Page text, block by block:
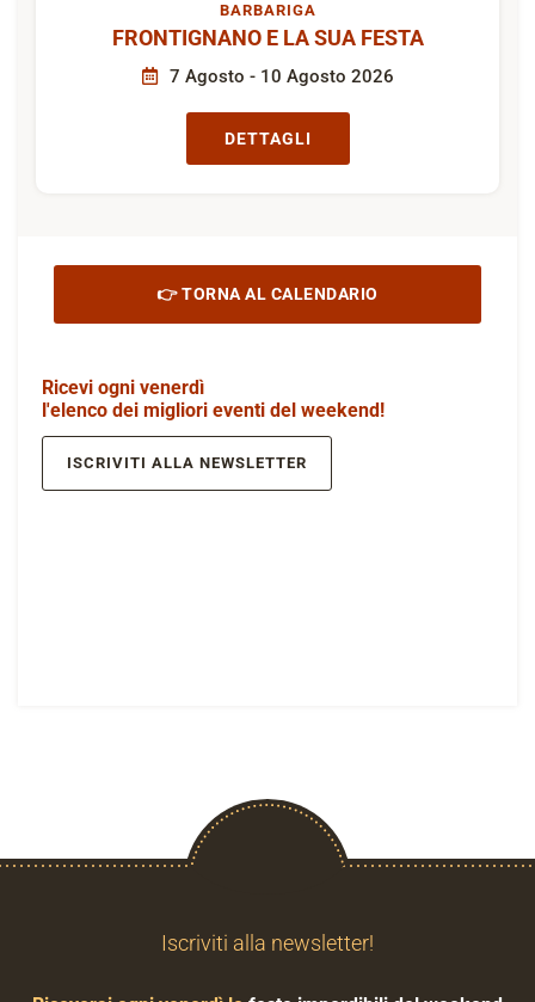
BARBARIGA
FRONTIGNANO E LA SUA FESTA
7 Agosto - 10 Agosto 2026
DETTAGLI
👉 TORNA AL CALENDARIO
Ricevi ogni venerdì
l'elenco dei migliori eventi del weekend!
ISCRIVITI ALLA NEWSLETTER
Iscriviti alla newsletter!